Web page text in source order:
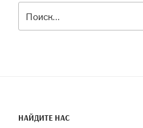
НАЙДИТЕ НАС